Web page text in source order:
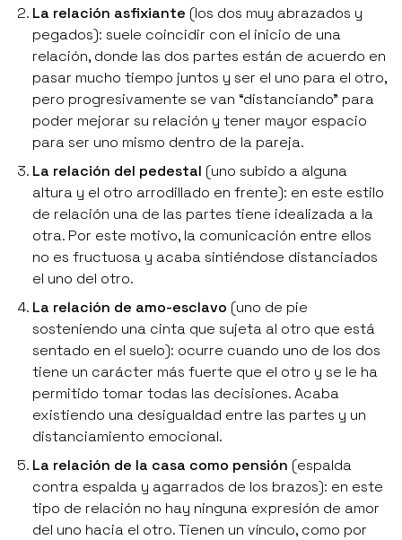
La relación asfixiante (los dos muy abrazados y
pegados): suele coincidir con el inicio de una
relación, donde las dos partes están de acuerdo en
pasar mucho tiempo juntos y ser el uno para el otro,
pero progresivamente se van “distanciando” para
poder mejorar su relación y tener mayor espacio
para ser uno mismo dentro de la pareja.
La relación del pedestal (uno subido a alguna
altura y el otro arrodillado en frente): en este estilo
de relación una de las partes tiene idealizada a la
otra. Por este motivo, la comunicación entre ellos
no es fructuosa y acaba sintiéndose distanciados
el uno del otro.
La relación de amo-esclavo (uno de pie
sosteniendo una cinta que sujeta al otro que está
sentado en el suelo): ocurre cuando uno de los dos
tiene un carácter más fuerte que el otro y se le ha
permitido tomar todas las decisiones. Acaba
existiendo una desigualdad entre las partes y un
distanciamiento emocional.
La relación de la casa como pensión (espalda
contra espalda y agarrados de los brazos): en este
tipo de relación no hay ninguna expresión de amor
del uno hacia el otro. Tienen un vínculo, como por